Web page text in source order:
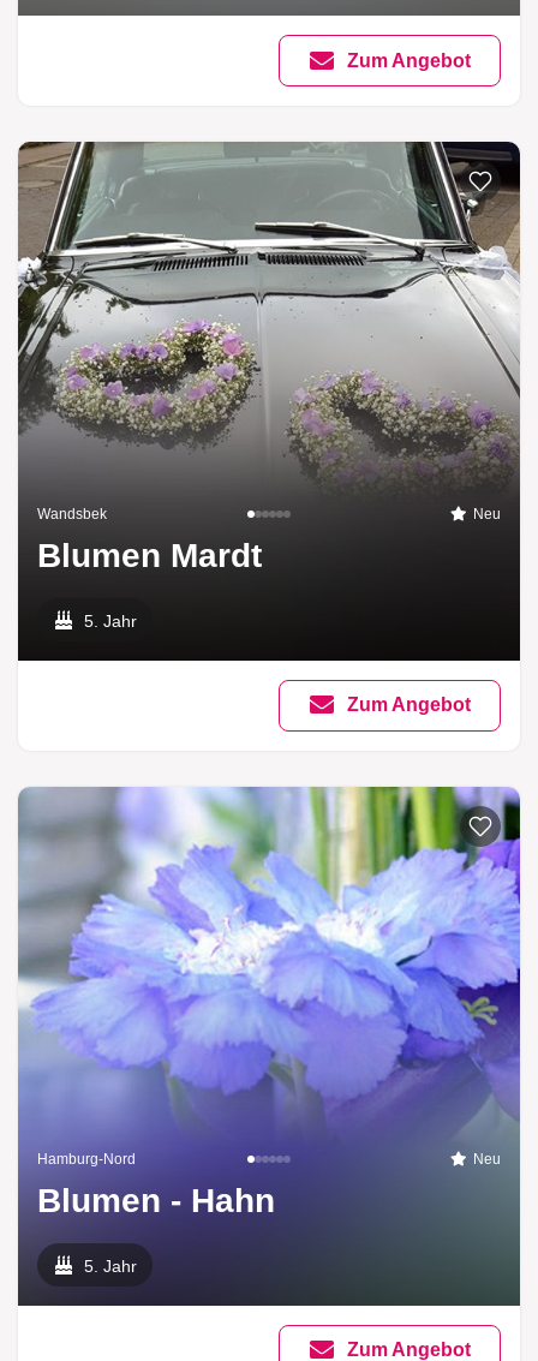
Zum Angebot
Wandsbek Neu
Blumen Mardt
5. Jahr
Zum Angebot
Hamburg-Nord Neu
Blumen - Hahn
5. Jahr
Zum Angebot